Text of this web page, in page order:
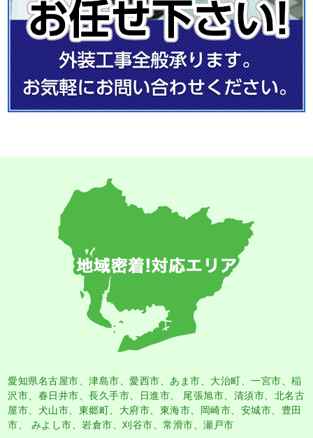
愛知県名古屋市、津島市、愛西市、あま市、大治町、一宮市、稲
沢市、春日井市、長久手市、日進市、 尾張旭市、清須市、北名古
屋市、犬山市、東郷町、大府市、東海市、岡崎市、安城市、豊田
市、 みよし市、岩倉市、刈谷市、常滑市、瀬戸市